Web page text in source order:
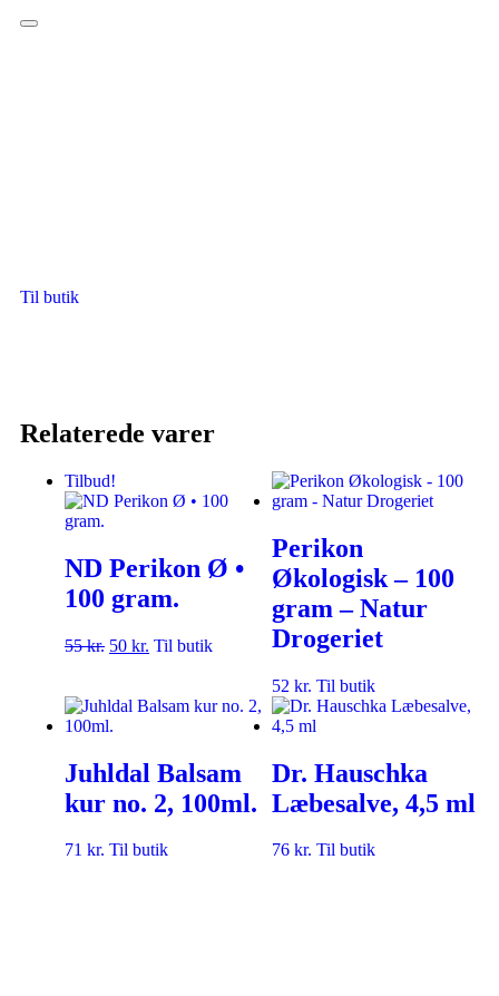
Hamburger Toggle Menu
Til butik
Relaterede varer
Tilbud!
ND Perikon Ø •
100 gram.
55kr. 50 kr. Til butik
Perikon
Økologisk – 100
gram – Natur
Drogeriet
52 kr. Til butik
Juhldal Balsam
kur no. 2, 100ml.
71 kr. Til butik
Dr. Hauschka
Læbesalve, 4,5 ml
76 kr. Til butik